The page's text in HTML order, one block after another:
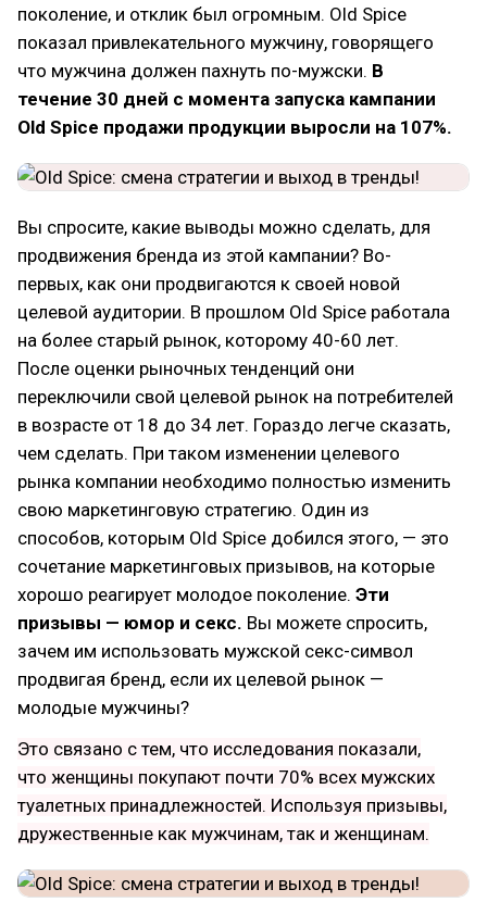
поколение, и отклик был огромным. Old Spice
показал привлекательного мужчину, говорящего
что мужчина должен пахнуть по-мужски. В
течение 30 дней с момента запуска кампании
Old Spice продажи продукции выросли на 107%.
Вы спросите, какие выводы можно сделать, для
продвижения бренда из этой кампании? Во-
первых, как они продвигаются к своей новой
целевой аудитории. В прошлом Old Spice работала
на более старый рынок, которому 40-60 лет.
После оценки рыночных тенденций они
переключили свой целевой рынок на потребителей
в возрасте от 18 до 34 лет. Гораздо легче сказать,
чем сделать. При таком изменении целевого
рынка компании необходимо полностью изменить
свою маркетинговую стратегию. Один из
способов, которым Old Spice добился этого, — это
сочетание маркетинговых призывов, на которые
хорошо реагирует молодое поколение. Эти
призывы — юмор и секс. Вы можете спросить,
зачем им использовать мужской секс-символ
продвигая бренд, если их целевой рынок —
молодые мужчины?
Это связано с тем, что исследования показали,
что женщины покупают почти 70% всех мужских
туалетных принадлежностей. Используя призывы,
дружественные как мужчинам, так и женщинам.